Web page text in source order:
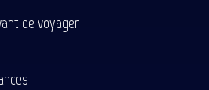
de voyager